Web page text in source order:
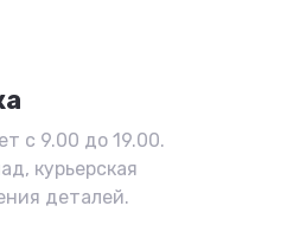
с 9.00 до 19.00.
курьерская
деталей.